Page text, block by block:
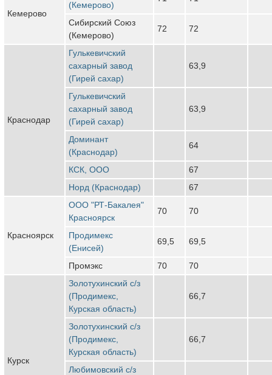
Кемерово
(Кемерово)
Сибирский Союз
(Кемерово)
72 72
Краснодар
Гулькевичский
сахарный завод
(Гирей сахар)
63,9
Гулькевичский
сахарный завод
(Гирей сахар)
63,9
Доминант
(Краснодар)
64
КСК, ООО
67
Норд (Краснодар)
67
Красноярск
ООО "РТ-Бакалея"
Красноярск
70 70
Продимекс
(Енисей)
69,5 69,5
Промэкс 70 70
Курск
Золотухинский с/з
(Продимекс,
Курская область)
66,7
Золотухинский с/з
(Продимекс,
Курская область)
66,7
Любимовский с/з